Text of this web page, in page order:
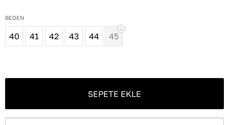
BEDEN
40 41 42 43 44 45
SEPETE EKLE